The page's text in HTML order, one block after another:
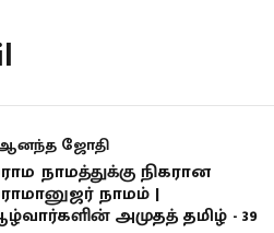
ஜோதி
நாமத்துக்கு நிகரான
நாமம் |
அமுதத் தமிழ் - 39